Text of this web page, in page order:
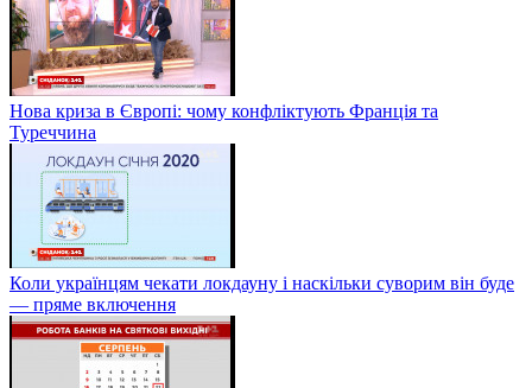
Нова криза в Європі: чому конфліктують Франція та
Туреччина
Коли українцям чекати локдауну і наскільки суворим він буде
— пряме включення